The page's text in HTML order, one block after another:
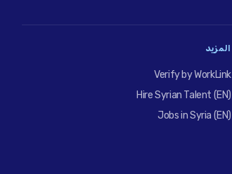
المزيد
Verify by WorkLink
Hire Syrian Talent (EN)
Jobs in Syria (EN)